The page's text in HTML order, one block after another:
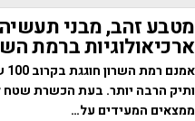
מטבע זהב, מבני
ארכיאולוגיות ברמת
ותיק הרבה יותר. בעת הכשרת שטח
ממצאים המעידים על…